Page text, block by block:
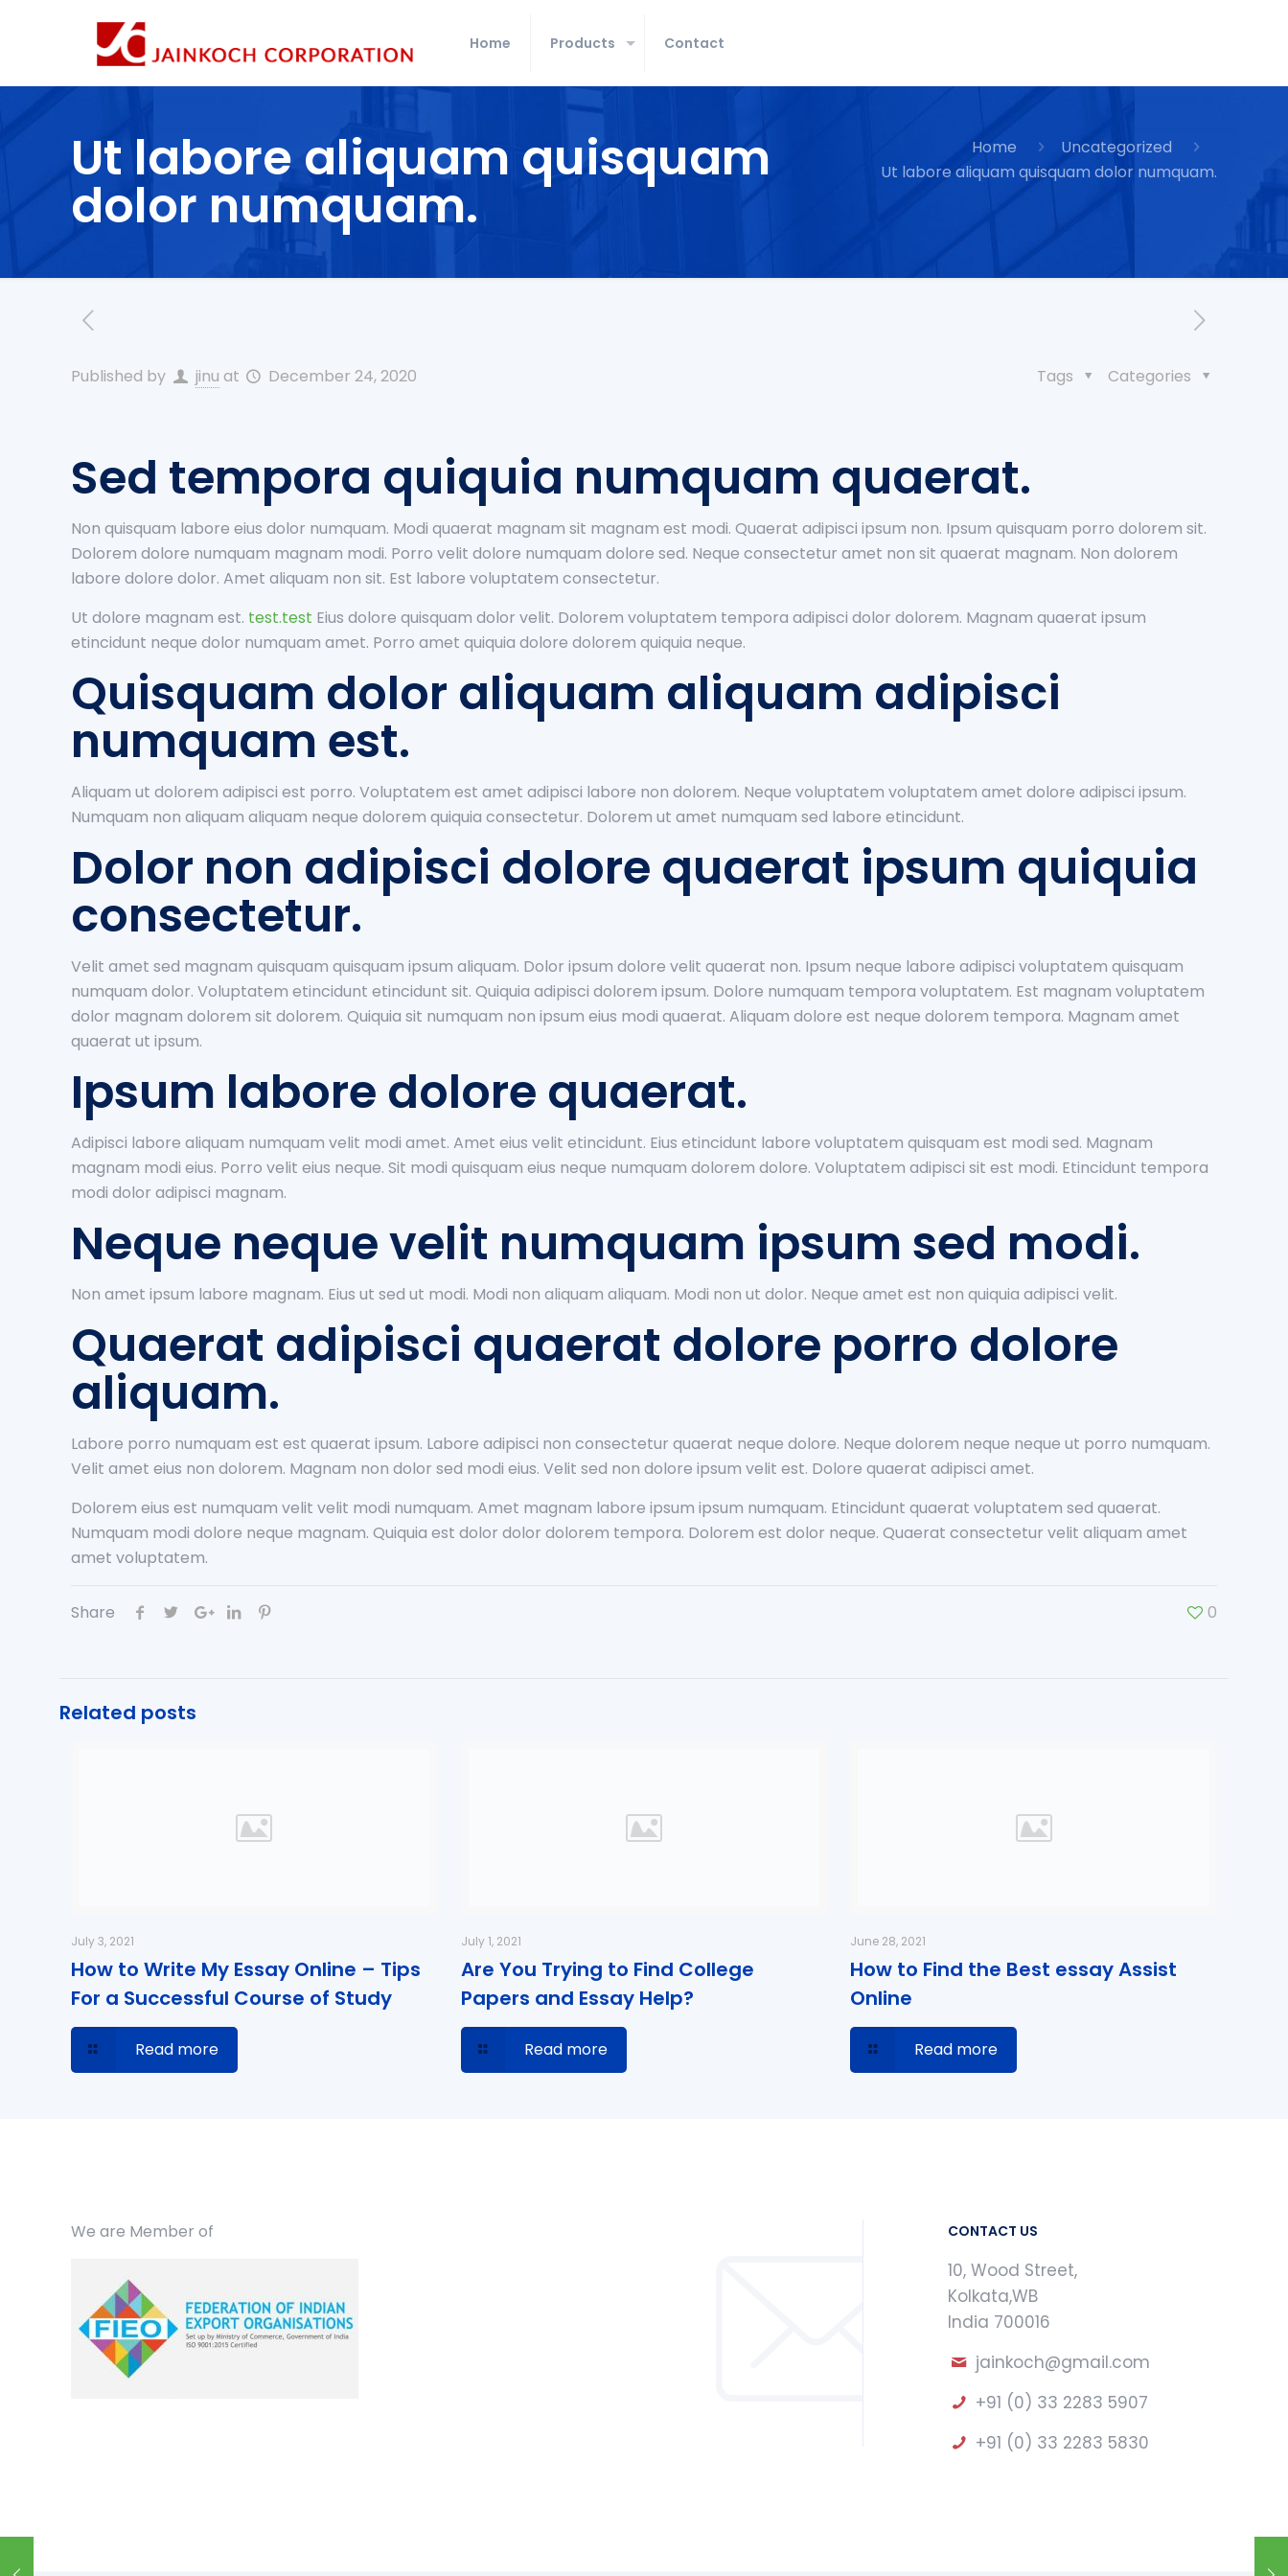
Home Products Contact
Ut labore aliquam quisquam
dolor numquam.
Home
Uncategorized
Ut labore aliquam quisquam dolor numquam.
Published by jinu at December 24, 2020 Categories
Tags
Sed tempora quiquia numquam quaerat.
Non quisquam labore eius dolor numquam. Modi quaerat magnam sit magnam est modi. Quaerat adipisci ipsum non. Ipsum quisquam porro dolorem sit.
Dolorem dolore numquam magnam modi. Porro velit dolore numquam dolore sed. Neque consectetur amet non sit quaerat magnam. Non dolorem
labore dolore dolor. Amet aliquam non sit. Est labore voluptatem consectetur.
Ut dolore magnam est. test.test Eius dolore quisquam dolor velit. Dolorem voluptatem tempora adipisci dolor dolorem. Magnam quaerat ipsum
etincidunt neque dolor numquam amet. Porro amet quiquia dolore dolorem quiquia neque.
Quisquam dolor aliquam aliquam adipisci
numquam est.
Aliquam ut dolorem adipisci est porro. Voluptatem est amet adipisci labore non dolorem. Neque voluptatem voluptatem amet dolore adipisci ipsum.
Numquam non aliquam aliquam neque dolorem quiquia consectetur. Dolorem ut amet numquam sed labore etincidunt.
Dolor non adipisci dolore quaerat ipsum quiquia
consectetur.
Velit amet sed magnam quisquam quisquam ipsum aliquam. Dolor ipsum dolore velit quaerat non. Ipsum neque labore adipisci voluptatem quisquam
numquam dolor. Voluptatem etincidunt etincidunt sit. Quiquia adipisci dolorem ipsum. Dolore numquam tempora voluptatem. Est magnam voluptatem
dolor magnam dolorem sit dolorem. Quiquia sit numquam non ipsum eius modi quaerat. Aliquam dolore est neque dolorem tempora. Magnam amet
quaerat ut ipsum.
Ipsum labore dolore quaerat.
Adipisci labore aliquam numquam velit modi amet. Amet eius velit etincidunt. Eius etincidunt labore voluptatem quisquam est modi sed. Magnam
magnam modi eius. Porro velit eius neque. Sit modi quisquam eius neque numquam dolorem dolore. Voluptatem adipisci sit est modi. Etincidunt tempora
modi dolor adipisci magnam.
Neque neque velit numquam ipsum sed modi.
Non amet ipsum labore magnam. Eius ut sed ut modi. Modi non aliquam aliquam. Modi non ut dolor. Neque amet est non quiquia adipisci velit.
Quaerat adipisci quaerat dolore porro dolore
aliquam.
Labore porro numquam est est quaerat ipsum. Labore adipisci non consectetur quaerat neque dolore. Neque dolorem neque neque ut porro numquam.
Velit amet eius non dolorem. Magnam non dolor sed modi eius. Velit sed non dolore ipsum velit est. Dolore quaerat adipisci amet.
Dolorem eius est numquam velit velit modi numquam. Amet magnam labore ipsum ipsum numquam. Etincidunt quaerat voluptatem sed quaerat.
Numquam modi dolore neque magnam. Quiquia est dolor dolor dolorem tempora. Dolorem est dolor neque. Quaerat consectetur velit aliquam amet
amet voluptatem.
Share 0
Related posts
July 3, 2021
How to Write My Essay Online – Tips
For a Successful Course of Study
Read more
July 1, 2021
Are You Trying to Find College
Papers and Essay Help?
Read more
June 28, 2021
How to Find the Best essay Assist
Online
Read more
We are Member of CONTACT US
10, Wood Street,
Kolkata,WB
India 700016
jainkoch@gmail.com
+91 (0) 33 2283 5907
+91 (0) 33 2283 5830